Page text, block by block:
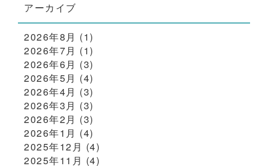
アーカイブ
2026年8月 (1)
2026年7月 (1)
2026年6月 (3)
2026年5月 (4)
2026年4月 (3)
2026年3月 (3)
2026年2月 (3)
2026年1月 (4)
2025年12月 (4)
2025年11月 (4)